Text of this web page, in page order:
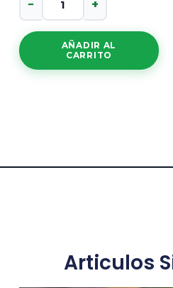
Verbena
cantidad
− +
AÑADIR AL
CARRITO
Articulos